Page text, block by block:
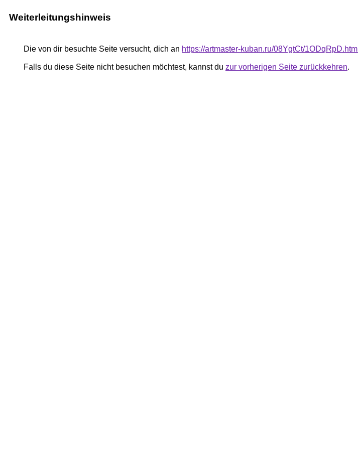
Weiterleitungshinweis
Die von dir besuchte Seite versucht, dich an https://artmaster-kuban.ru/08YgtCt/1ODqRpD.html
Falls du diese Seite nicht besuchen möchtest, kannst du zur vorherigen Seite zurückkehren.